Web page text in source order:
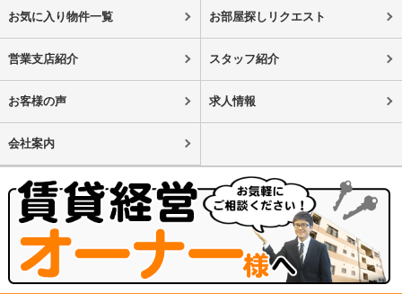
お気に入り物件一覧 お部屋探しリクエスト
営業支店紹介 スタッフ紹介
お客様の声 求人情報
会社案内